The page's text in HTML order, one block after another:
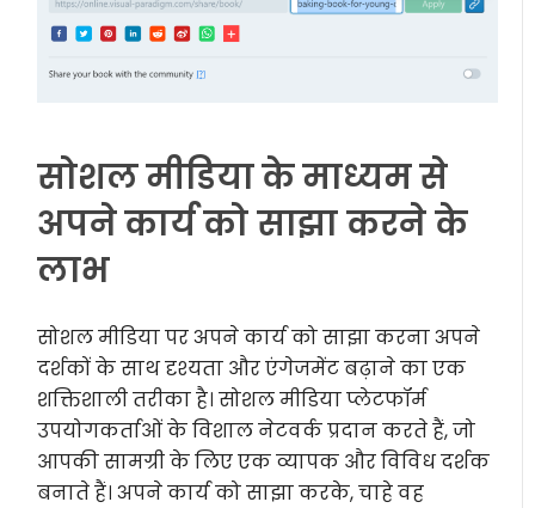
सोशल मीडिया के माध्यम से
अपने कार्य को साझा करने के
लाभ
सोशल मीडिया पर अपने कार्य को साझा करना अपने
दर्शकों के साथ दृश्यता और एंगेजमेंट बढ़ाने का एक
शक्तिशाली तरीका है। सोशल मीडिया प्लेटफॉर्म
उपयोगकर्ताओं के विशाल नेटवर्क प्रदान करते हैं, जो
आपकी सामग्री के लिए एक व्यापक और विविध दर्शक
बनाते हैं। अपने कार्य को साझा करके, चाहे वह